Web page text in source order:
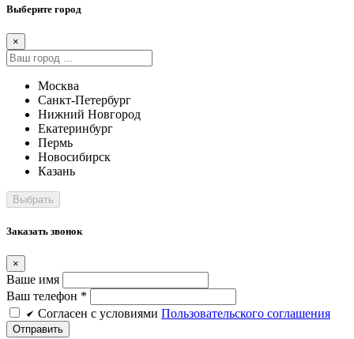
Выберите город
×
Москва
Санкт-Петербург
Нижний Новгород
Екатеринбург
Пермь
Новосибирск
Казань
Заказать звонок
×
Ваше имя
Ваш телефон *
Cогласен c условиями Пользовательского соглашения